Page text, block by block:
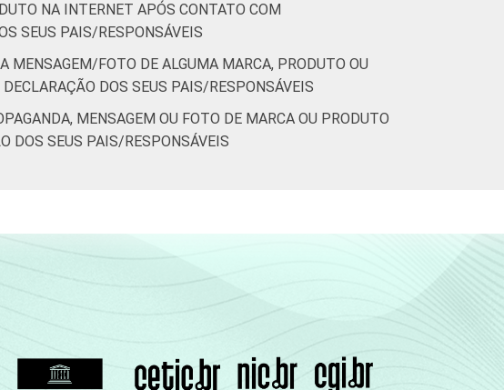
NA INTERNET APÓS CONTATO COM
SEUS PAIS/RESPONSÁVEIS
MENSAGEM/FOTO DE ALGUMA MARCA, PRODUTO OU
DOS SEUS PAIS/RESPONSÁVEIS
MENSAGEM OU FOTO DE MARCA OU PRODUTO
DOS SEUS PAIS/RESPONSÁVEIS